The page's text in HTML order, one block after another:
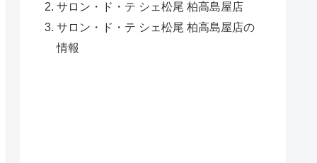
サロン・ド・テ シェ松尾 柏高島屋店
サロン・ド・テ シェ松尾 柏高島屋店の
情報